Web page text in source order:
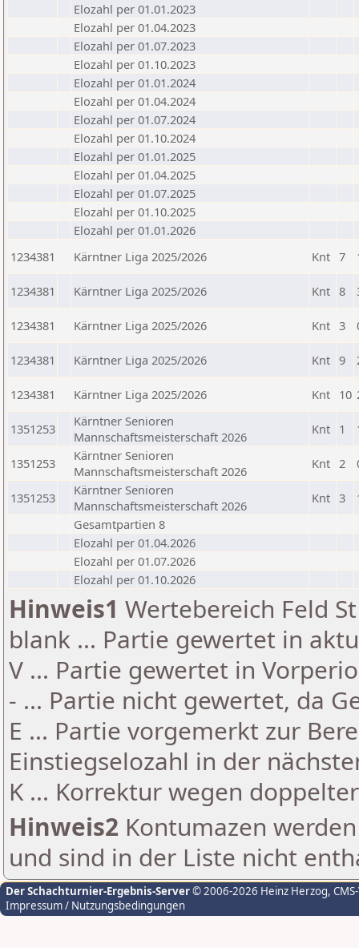
Elozahl per 01.01.2023
Elozahl per 01.04.2023
Elozahl per 01.07.2023
Elozahl per 01.10.2023
Elozahl per 01.01.2024
Elozahl per 01.04.2024
Elozahl per 01.07.2024
Elozahl per 01.10.2024
Elozahl per 01.01.2025
Elozahl per 01.04.2025
Elozahl per 01.07.2025
Elozahl per 01.10.2025
Elozahl per 01.01.2026
1234381
Kärntner Liga 2025/2026 Knt 7
1234381 Kärntner Liga 2025/2026 Knt 8
1234381 Kärntner Liga 2025/2026 Knt 3
1234381 Kärntner Liga 2025/2026 Knt 9
1234381 Kärntner Liga 2025/2026 Knt 10
1351253
Kärntner Senioren
Mannschaftsmeisterschaft 2026
Knt 1
1351253
Kärntner Senioren
Mannschaftsmeisterschaft 2026
Knt 2
1351253
Kärntner Senioren
Mannschaftsmeisterschaft 2026
Knt 3
Gesamtpartien 8
Elozahl per 01.04.2026
Elozahl per 01.07.2026
Elozahl per 01.10.2026
Hinweis1 Wertebereich Feld
blank ... Partie gewertet in
V ... Partie gewertet in
- ... Partie nicht gewertet, da
E ... Partie vorgemerkt zur
Einstiegselozahl in der
K ... Korrektur wegen
Hinweis2 Kontumazen
und sind in der Liste nicht
Der Schachturnier-Ergebnis-Server© 2006-2026 Heinz Herzog,
Impressum / Nutzungsbedingungen